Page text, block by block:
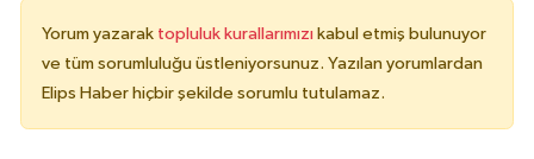
Yorum yazarak topluluk kurallarımızı kabul etmiş bulunuyor
ve tüm sorumluluğu üstleniyorsunuz. Yazılan yorumlardan
Elips Haber hiçbir şekilde sorumlu tutulamaz.